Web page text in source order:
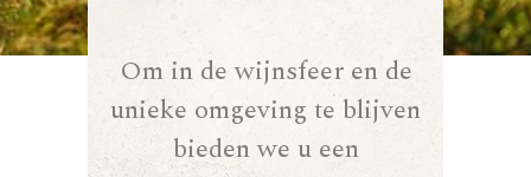
Om in de wijnsfeer en de
unieke omgeving te blijven
bieden we u een